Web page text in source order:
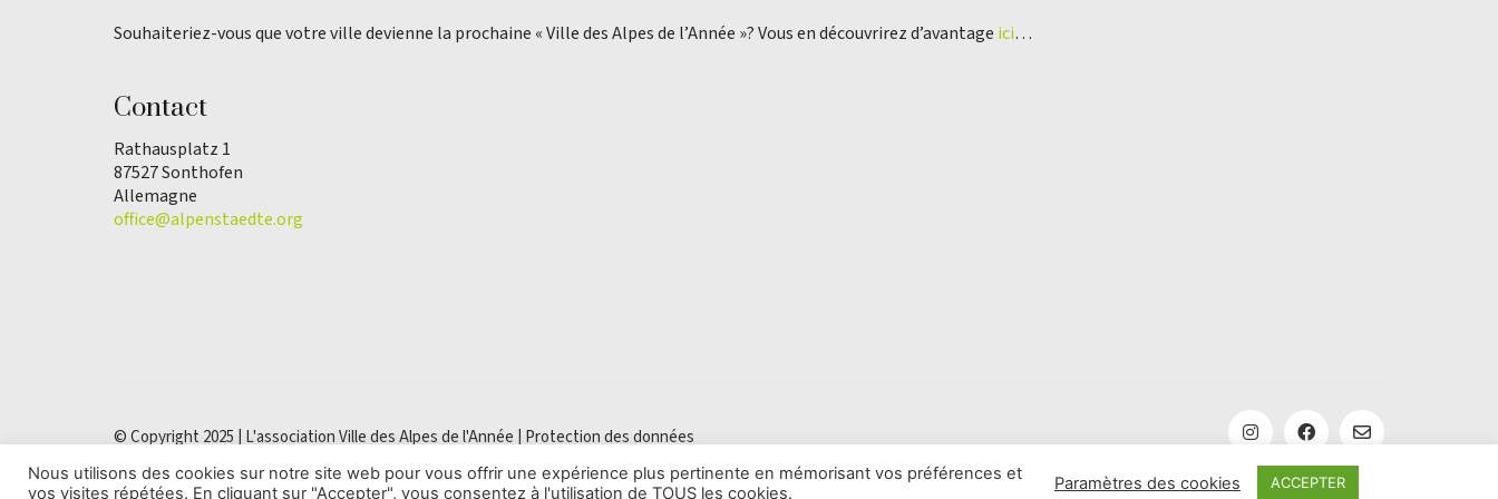
Souhaiteriez-vous que votre ville devienne la prochaine « Ville des Alpes de l’Année »? Vous en découvrirez d’avantage ici…
Contact
Rathausplatz 1
87527 Sonthofen
Allemagne
office@alpenstaedte.org
© Copyright 2025 | L'association Ville des Alpes de l'Année | Protection des données
Nous utilisons des cookies sur notre site web pour vous offrir une expérience plus pertinente en mémorisant vos préférences et
vos visites répétées. En cliquant sur "Accepter", vous consentez à l'utilisation de TOUS les cookies.
Paramètres des cookies ACCEPTER